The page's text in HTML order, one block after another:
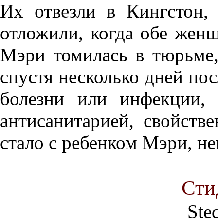
Их отвезли в Кингстон,
отложили, когда обе
Мэри томилась в
спустя несколько дней
болезни или инфекции,
антисанитарией,
стало с ребенком Мэри,